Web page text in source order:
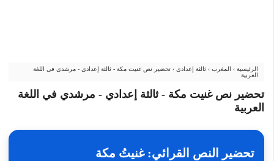
الرئيسية › المغرب › ثالثة إعدادي › تحضير نص غنيت مكة - ثالثة إعدادي - مرشدي في اللغة
العربية
تحضير نص غنيت مكة - ثالثة إعدادي - مرشدي في اللغة
العربية
تحضير النص القرائي: غنيتُ مكة